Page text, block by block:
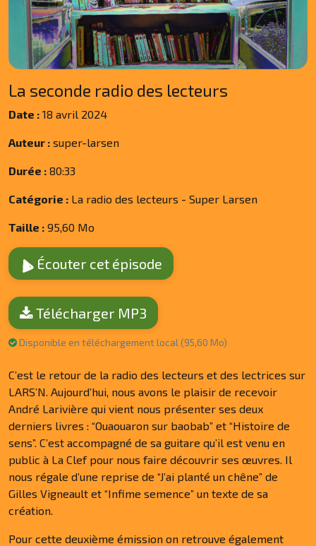
La seconde radio des lecteurs
Date : 18 avril 2024
Auteur : super-larsen
Durée : 80:33
Catégorie : La radio des lecteurs - Super Larsen
Taille : 95,60 Mo
Écouter cet épisode
Télécharger MP3
Disponible en téléchargement local (95,60 Mo)
C’est le retour de la radio des lecteurs et des lectrices sur
LARS’N. Aujourd’hui, nous avons le plaisir de recevoir
André Larivière qui vient nous présenter ses deux
derniers livres : “Ouaouaron sur baobab” et “Histoire de
sens”. C’est accompagné de sa guitare qu’il est venu en
public à La Clef pour nous faire découvrir ses œuvres. Il
nous régale d’une reprise de “J’ai planté un chêne” de
Gilles Vigneault et “Infime semence” un texte de sa
création.
Pour cette deuxième émission on retrouve également